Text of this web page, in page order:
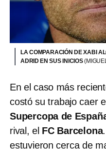
LA COMPARACIÓN DE XABI
ADRID EN SUS INICIOS
En el caso más
costó su trabajo caer
Supercopa de
rival, el FC Barcelona
estuvieron cerca de